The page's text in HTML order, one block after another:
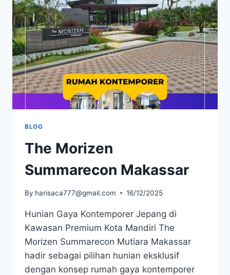
MENARIK
BLOG
The Morizen
Summarecon Makassar
By harisaca777@gmail.com 16/12/2025
Hunian Gaya Kontemporer Jepang di
Kawasan Premium Kota Mandiri The
Morizen Summarecon Mutiara Makassar
hadir sebagai pilihan hunian eksklusif
dengan konsep rumah gaya kontemporer